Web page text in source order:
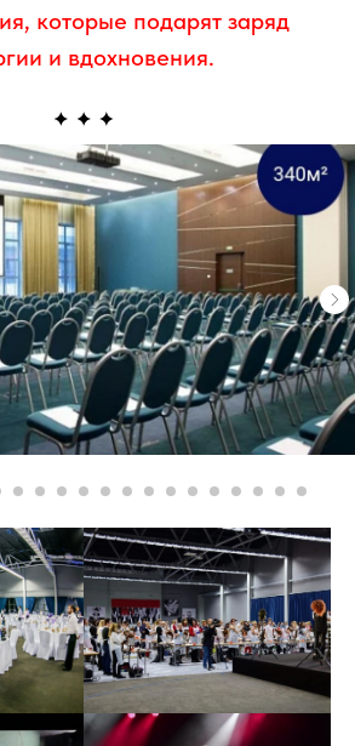
которые подарят заряд
и вдохновения.